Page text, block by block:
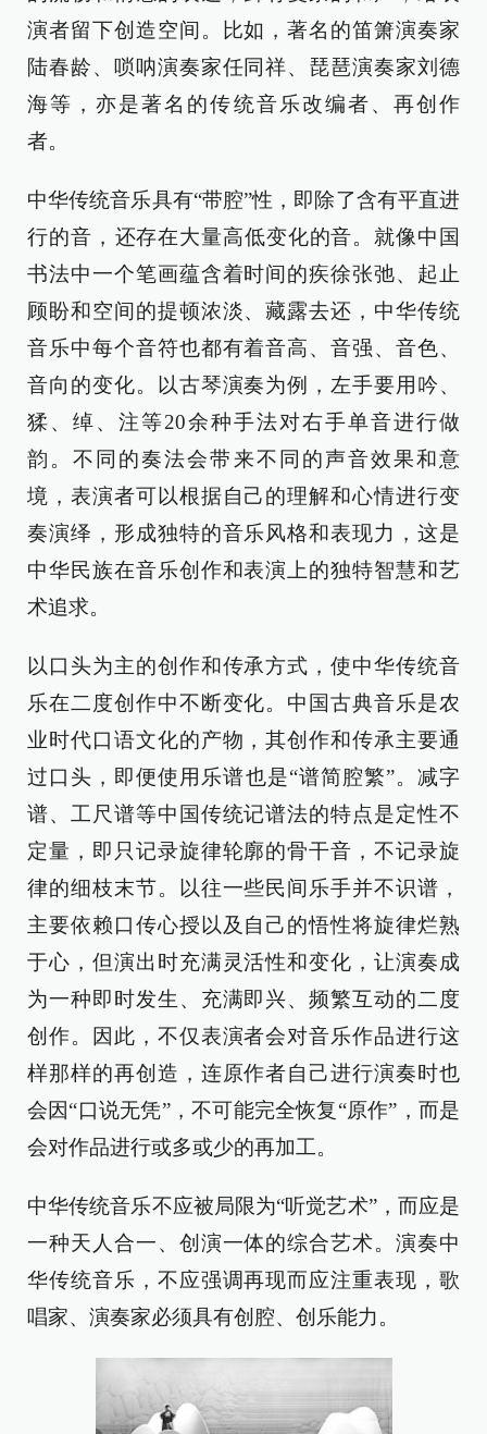
演者留下创造空间。比如，著名的笛箫演奏家
陆春龄、唢呐演奏家任同祥、琵琶演奏家刘德
海等，亦是著名的传统音乐改编者、再创作
者。
中华传统音乐具有“带腔”性，即除了含有平直进
行的音，‌还存在大量高低变化的音。就像中国
书法中一个笔画蕴含着时间的疾徐张弛、起止
顾盼和空间的提顿浓淡、藏露去还，中华传统
音乐中每个音符也都有着音高、音强、音色、
音向的变化。以古琴演奏为例，左手要用吟、
猱、绰、注等20余种手法对右手单音进行做
韵。不同的奏法会带来不同的声音效果和意
境，表演者可以根据自己的理解和心情进行变
奏演绎，形成独特的音乐风格和表现力，这是
中华民族在音乐创作和表演上的独特智慧和艺
术追求。
以口头为主的创作和传承方式，使中华传统音
乐在二度创作中不断变化。中国古典音乐是农
业时代口语文化的产物，其创作和传承主要通
过口头，即便使用乐谱也是“谱简腔繁”。减字
谱、工尺谱等中国传统记谱法的特点是定性不
定量，即只记录旋律轮廓的骨干音，不记录旋
律的细枝末节。以往一些民间乐手并不识谱，
主要依赖口传心授以及自己的悟性将旋律烂熟
于心，但演出时充满灵活性和变化，让演奏成
为一种即时发生、充满即兴、频繁互动的二度
创作。因此，不仅表演者会对音乐作品进行这
样那样的再创造，连原作者自己进行演奏时也
会因“口说无凭”，不可能完全恢复“原作”，而是
会对作品进行或多或少的再加工。
中华传统音乐不应被局限为“听觉艺术”，而应是
一种天人合一、创演一体的综合艺术。演奏中
华传统音乐，不应强调再现而应注重表现，歌
唱家、演奏家必须具有创腔、创乐能力。